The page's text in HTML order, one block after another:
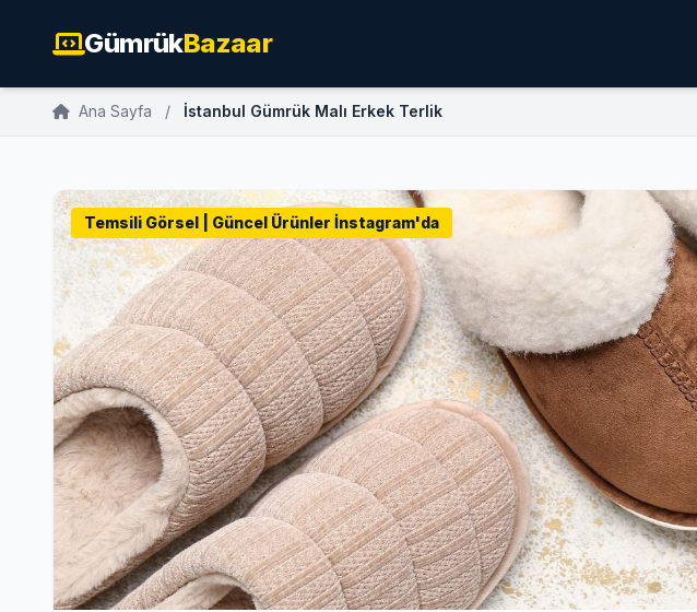
GümrükBazaar
Ana Sayfa / İstanbul Gümrük Malı Erkek Terlik
Temsili Görsel | Güncel Ürünler İnstagram'da